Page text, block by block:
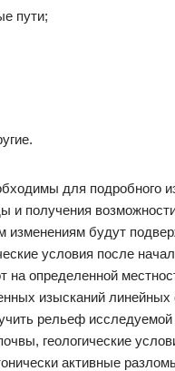
пути;
для подробного
и получения
изменениям будут
условия после
на определенной
изысканий линейных
рельеф исследуемой
геологические
активные